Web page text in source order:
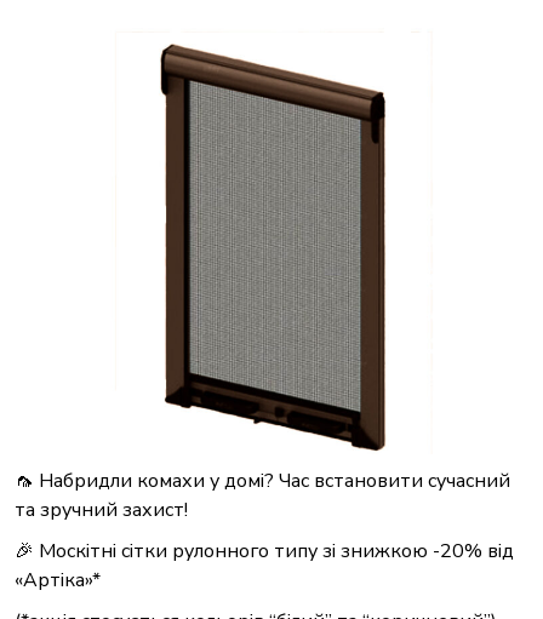
🦟 Набридли комахи у домі? Час встановити сучасний
та зручний захист!
🎉 Москітні сітки рулонного типу зі знижкою -20% від
«Артіка»*